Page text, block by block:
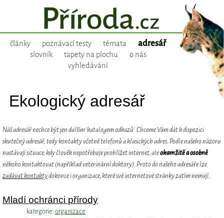
články poznávací testy témata adresář
slovník tapety na plochu
o nás
vyhledávání
Ekologický adresář
Náš adresář nechce být jen dalším 'katalogem odkazů'. Chceme Vám dát k dispozici
skutečný adresář, tedy kontakty včetně telefonů a klasických adres. Podle našeho názoru
nastávají situace, kdy člověk nepotřebuje prohlížet internet, aleokamžitě a osobně
někoho kontaktovat (například veterinární doktory). Proto do našeho adresáře lze
zadávat kontaktydokonce i organizace, které své internetové stránky zatím nemají.
Mladí ochránci přírody
kategorie: organizace